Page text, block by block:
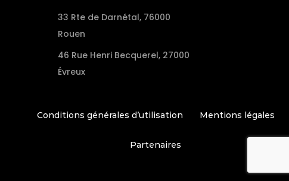
33 Rte de Darnétal, 76000
Rouen
46 Rue Henri Becquerel, 27000
Évreux
Conditions générales d’utilisation Mentions légales
Partenaires